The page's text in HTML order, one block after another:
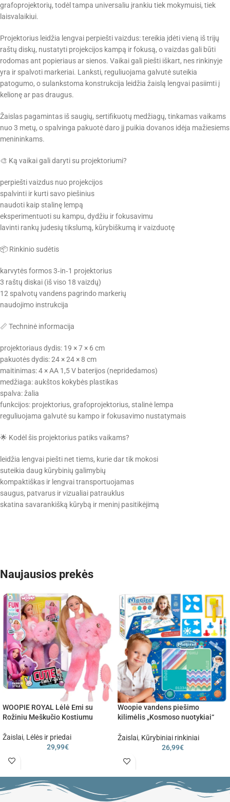
grafoprojektorių, todėl tampa universaliu įrankiu tiek mokymuisi, tiek
laisvalaikiui.
Projektorius leidžia lengvai perpiešti vaizdus: tereikia įdėti vieną iš trijų
raštų diskų, nustatyti projekcijos kampą ir fokusą, o vaizdas gali būti
rodomas ant popieriaus ar sienos. Vaikai gali piešti iškart, nes rinkinyje
yra ir spalvoti markeriai. Lanksti, reguliuojama galvutė suteikia
patogumo, o sulankstoma konstrukcija leidžia žaislą lengvai pasiimti į
kelionę ar pas draugus.
Žaislas pagamintas iš saugių, sertifikuotų medžiagų, tinkamas vaikams
nuo 3 metų, o spalvinga pakuotė daro jį puikia dovanos idėja mažiesiems
menininkams.
🎨 Ką vaikai gali daryti su projektoriumi?
perpiešti vaizdus nuo projekcijos
spalvinti ir kurti savo piešinius
naudoti kaip stalinę lempą
eksperimentuoti su kampu, dydžiu ir fokusavimu
lavinti rankų judesių tikslumą, kūrybiškumą ir vaizduotę
📦 Rinkinio sudėtis
karvytės formos 3‑in‑1 projektorius
3 raštų diskai (iš viso 18 vaizdų)
12 spalvotų vandens pagrindo markerių
naudojimo instrukcija
📏 Techninė informacija
projektoriaus dydis: 19 × 7 × 6 cm
pakuotės dydis: 24 × 24 × 8 cm
maitinimas: 4 × AA 1,5 V baterijos (nepridedamos)
medžiaga: aukštos kokybės plastikas
spalva: žalia
funkcijos: projektorius, grafoprojektorius, stalinė lempa
reguliuojama galvutė su kampo ir fokusavimo nustatymais
🌟 Kodėl šis projektorius patiks vaikams?
leidžia lengvai piešti net tiems, kurie dar tik mokosi
suteikia daug kūrybinių galimybių
kompaktiškas ir lengvai transportuojamas
saugus, patvarus ir vizualiai patrauklus
skatina savarankišką kūrybą ir meninį pasitikėjimą
Naujausios prekės
WOOPIE ROYAL Lėlė Emi su
Rožiniu Meškučio Kostiumu
Žaislai, Lėlės ir priedai
29,99€
Woopie vandens piešimo
kilimėlis „Kosmoso nuotykiai“
Žaislai, Kūrybiniai rinkiniai
26,99€